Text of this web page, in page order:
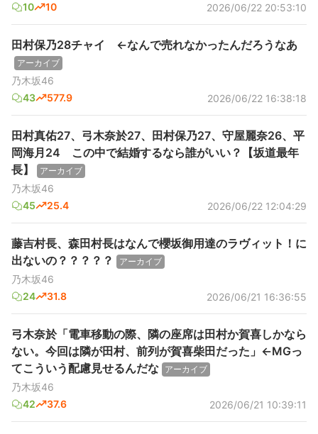
10
10 2026/06/22 20:53:10
田村保乃28チャイ ←なんで売れなかったんだろうなあ
アーカイブ
乃木坂46
43
577.9 2026/06/22 16:38:18
田村真佑27、弓木奈於27、田村保乃27、守屋麗奈26、平
岡海月24 この中で結婚するなら誰がいい？【坂道最年
長】
アーカイブ
乃木坂46
45
25.4 2026/06/22 12:04:29
藤吉村長、森田村長はなんで櫻坂御用達のラヴィット！に
出ないの？？？？？
アーカイブ
乃木坂46
24
31.8 2026/06/21 16:36:55
弓木奈於「電車移動の際、隣の座席は田村か賀喜しかなら
ない。今回は隣が田村、前列が賀喜柴田だった」←MGっ
てこういう配慮見せるんだな アーカイブ
乃木坂46
42
37.6 2026/06/21 10:39:11